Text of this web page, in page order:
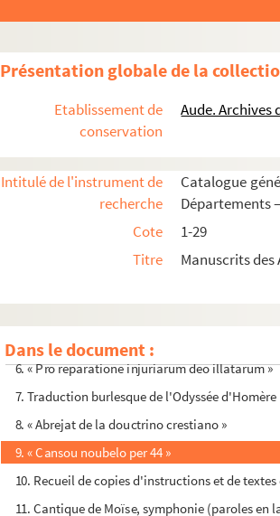
Présentation globale de la
Etablissement de
conservation
Aude.
Intitulé de l'instrument de
recherche
Catalogue
Départements
Cote
1-29
Titre
Manuscrits
Dans le document :
1. « Extrait de l'instruction provisoire de 1774
2. « Leçons d'art militaire, professées à l'école
5. « Index missarum, pro ut habentur in
6. « Pro reparatione injuriarum deo illatarum »
7. Traduction burlesque de l'Odyssée
8. « Abrejat de la douctrino crestiano »
9. « Cansou noubelo per 44 »
10. Recueil de copies d'instructions et de
11. Cantique de Moïse, symphonie (paroles en